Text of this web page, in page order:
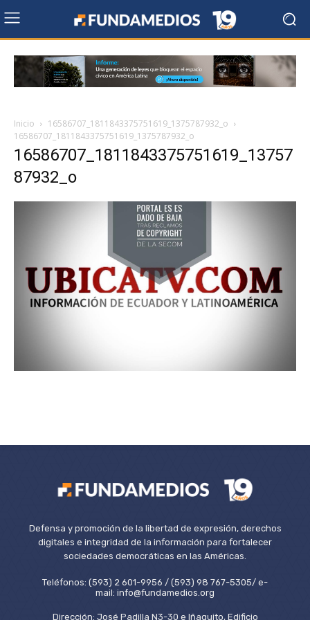
Inicio
16586707_1811843375751619_1375787932_o
16586707_1811843375751619_1375787932_o
16586707_1811843375751619_13757
87932_o
Defensa y promoción de la libertad de expresión, derechos
digitales e integridad de la información para fortalecer
sociedades democráticas en las Américas.
Teléfonos: (593) 2 601-9956 / (593) 98 767-5305/ e-
mail: info@fundamedios.org
Dirección: José Padilla N3-30 e Iñaquito, Edificio